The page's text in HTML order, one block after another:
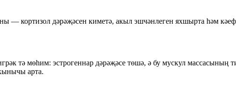
— кортизол дәрәҗәсен киметә, акыл эшчәнлеген яхшырта һәм
тә мөһим: эстрогеннар дәрәҗәсе төшә, ә бу мускул массасының
арта.